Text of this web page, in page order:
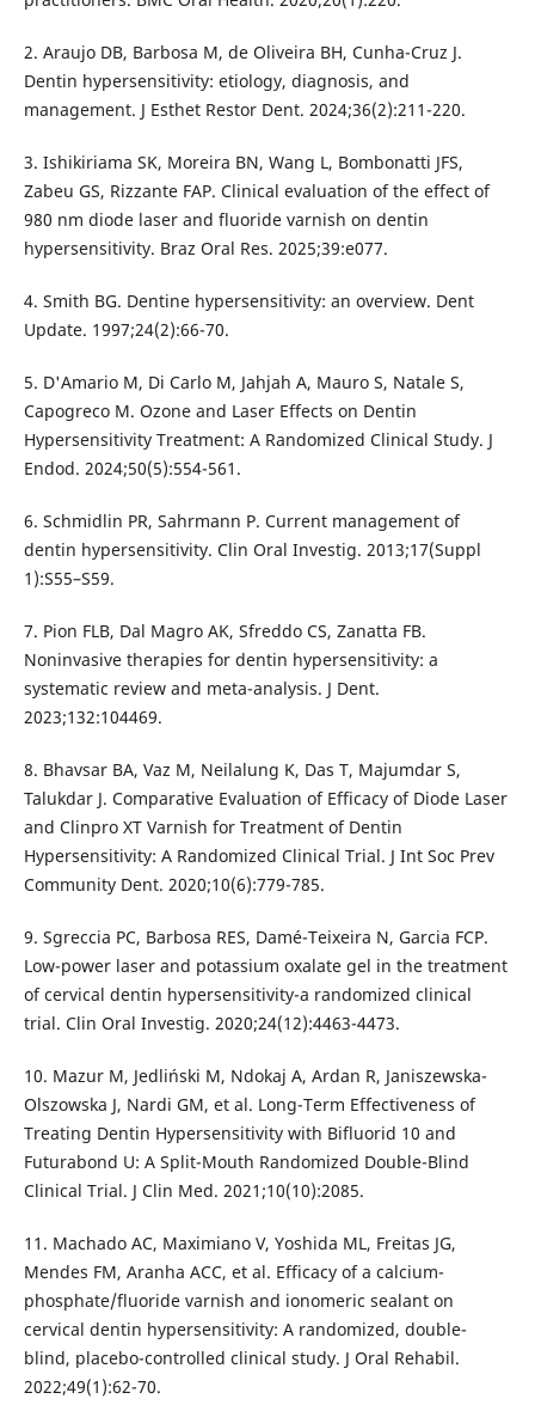
2. Araujo DB, Barbosa M, de Oliveira BH, Cunha-Cruz J.
Dentin hypersensitivity: etiology, diagnosis, and
management. J Esthet Restor Dent. 2024;36(2):211-220.
3. Ishikiriama SK, Moreira BN, Wang L, Bombonatti JFS,
Zabeu GS, Rizzante FAP. Clinical evaluation of the effect of
980 nm diode laser and fluoride varnish on dentin
hypersensitivity. Braz Oral Res. 2025;39:e077.
4. Smith BG. Dentine hypersensitivity: an overview. Dent
Update. 1997;24(2):66-70.
5. D'Amario M, Di Carlo M, Jahjah A, Mauro S, Natale S,
Capogreco M. Ozone and Laser Effects on Dentin
Hypersensitivity Treatment: A Randomized Clinical Study. J
Endod. 2024;50(5):554-561.
6. Schmidlin PR, Sahrmann P. Current management of
dentin hypersensitivity. Clin Oral Investig. 2013;17(Suppl
1):S55–S59.
7. Pion FLB, Dal Magro AK, Sfreddo CS, Zanatta FB.
Noninvasive therapies for dentin hypersensitivity: a
systematic review and meta-analysis. J Dent.
2023;132:104469.
8. Bhavsar BA, Vaz M, Neilalung K, Das T, Majumdar S,
Talukdar J. Comparative Evaluation of Efficacy of Diode Laser
and Clinpro XT Varnish for Treatment of Dentin
Hypersensitivity: A Randomized Clinical Trial. J Int Soc Prev
Community Dent. 2020;10(6):779-785.
9. Sgreccia PC, Barbosa RES, Damé-Teixeira N, Garcia FCP.
Low-power laser and potassium oxalate gel in the treatment
of cervical dentin hypersensitivity-a randomized clinical
trial. Clin Oral Investig. 2020;24(12):4463-4473.
10. Mazur M, Jedliński M, Ndokaj A, Ardan R, Janiszewska-
Olszowska J, Nardi GM, et al. Long-Term Effectiveness of
Treating Dentin Hypersensitivity with Bifluorid 10 and
Futurabond U: A Split-Mouth Randomized Double-Blind
Clinical Trial. J Clin Med. 2021;10(10):2085.
11. Machado AC, Maximiano V, Yoshida ML, Freitas JG,
Mendes FM, Aranha ACC, et al. Efficacy of a calcium-
phosphate/fluoride varnish and ionomeric sealant on
cervical dentin hypersensitivity: A randomized, double-
blind, placebo-controlled clinical study. J Oral Rehabil.
2022;49(1):62-70.